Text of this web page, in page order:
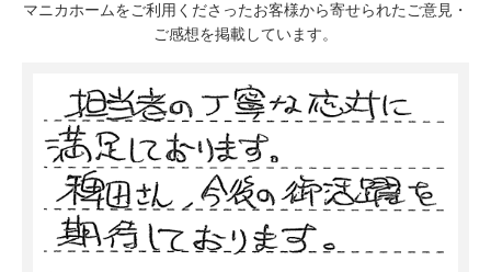
マニカホームをご利用くださったお客様から寄せられたご意見・
ご感想を掲載しています。